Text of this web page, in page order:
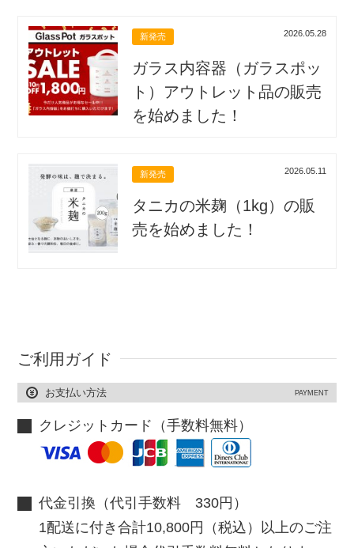
新発売 2026.05.28
ガラス内容器（ガラスポッ
ト）アウトレット品の販売
を始めました！
新発売 2026.05.11
タニカの米麹（1kg）の販
売を始めました！
ご利用ガイド
お支払い方法 PAYMENT
クレジットカード（手数料無料）
代金引換（代引手数料 330円）
1配送に付き合計10,800円（税込）以上のご注